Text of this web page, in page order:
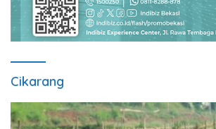
Cikarang